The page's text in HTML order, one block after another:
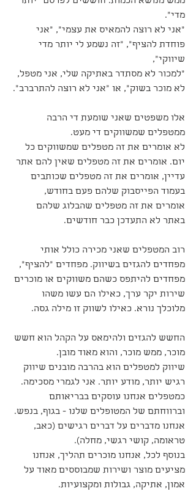
מדי".
"אני לא רוצה להמאיס את עצמי", "אני
פוחדת להציף", "זה נשמע לי יותר מדי
שיווקי",
"למכור לא מסתדר באתיקה שלי, אני מטפל,
לא מוכר בשוק", או "אני לא רוצה להתרברב".
אלו משפטים שאני שומעת די הרבה
ממטפלים שמשווקים די מעט.
לא אומרים את זה מטפלים שמשווקים כל
יום. אומרים את זה מטפלים שאין להם אתר
עדיין, אומרים את זה מטפלים שכותבים
בעמוד הפייסבוק שלהם פעם בחודש,
אומרים את זה מטפלים שהבלוג שלהם
באתר לא התעדכן כבר חודשים.
רוב המטפלים שאני מכירה כולל אותי
מפחדים להגזים בשיווק. מפחדים "להציף",
מפחדים להיתפס כשהם משווקים או מוכרים
שירות יקר ערך, כאילו הם עשו משהו
מלוכלך נורא. כאילו לשווק זו מילה גסה.
החשש להגזים ולהימאס על הקהל הוא חשש
מוכר, ממש מוכר, והוא מאוד מובן.
שיווק למטפלים הוא בהרבה מובנים שיווק
רגיש יותר, מודע יותר. אני לגמרי מסכימה.
כמטפלים אנחנו עוסקים בבריאותם
וברווחתם של המטופלים שלנו - בגוף, בנפש.
אנחנו מדברים על דברים רגישים (כאב,
טראומה, קושי רגשי, מחלה).
בנוסף לכל, אנחנו מוכרים תהליך, אנחנו
מציעים מוצר ושירות שמבוססים מאוד על
אמון, אתיקה, גבולות ומקצועיות.